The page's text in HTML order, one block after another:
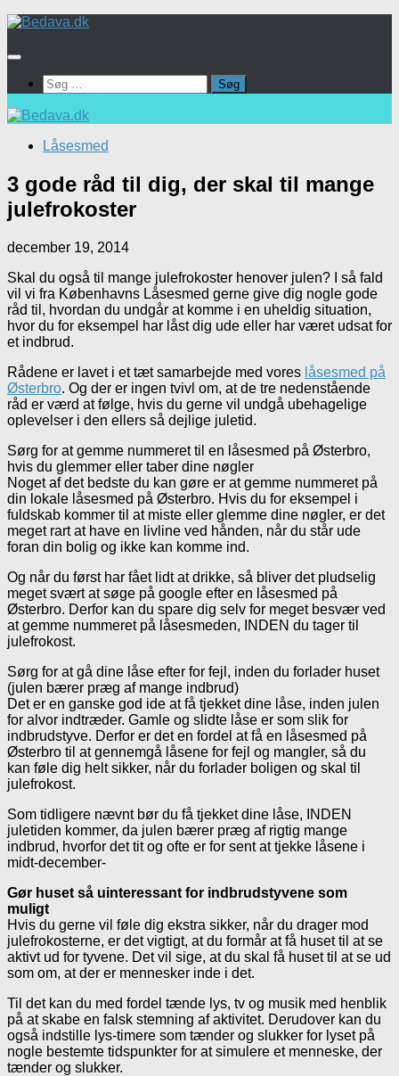
Skip
content
Søg
efter:
Låsesmed
3 gode råd til dig, der skal til mange
julefrokoster
december 19, 2014
Skal du også til mange julefrokoster henover julen? I så fald
vil vi fra Københavns Låsesmed gerne give dig nogle gode
råd til, hvordan du undgår at komme i en uheldig situation,
hvor du for eksempel har låst dig ude eller har været udsat for
et indbrud.
Rådene er lavet i et tæt samarbejde med vores låsesmed på
Østerbro. Og der er ingen tvivl om, at de tre nedenstående
råd er værd at følge, hvis du gerne vil undgå ubehagelige
oplevelser i den ellers så dejlige juletid.
Sørg for at gemme nummeret til en låsesmed på Østerbro,
hvis du glemmer eller taber dine nøgler
Noget af det bedste du kan gøre er at gemme nummeret på
din lokale låsesmed på Østerbro. Hvis du for eksempel i
fuldskab kommer til at miste eller glemme dine nøgler, er det
meget rart at have en livline ved hånden, når du står ude
foran din bolig og ikke kan komme ind.
Og når du først har fået lidt at drikke, så bliver det pludselig
meget svært at søge på google efter en låsesmed på
Østerbro. Derfor kan du spare dig selv for meget besvær ved
at gemme nummeret på låsesmeden, INDEN du tager til
julefrokost.
Sørg for at gå dine låse efter for fejl, inden du forlader huset
(julen bærer præg af mange indbrud)
Det er en ganske god ide at få tjekket dine låse, inden julen
for alvor indtræder. Gamle og slidte låse er som slik for
indbrudstyve. Derfor er det en fordel at få en låsesmed på
Østerbro til at gennemgå låsene for fejl og mangler, så du
kan føle dig helt sikker, når du forlader boligen og skal til
julefrokost.
Som tidligere nævnt bør du få tjekket dine låse, INDEN
juletiden kommer, da julen bærer præg af rigtig mange
indbrud, hvorfor det tit og ofte er for sent at tjekke låsene i
midt-december-
Gør huset så uinteressant for indbrudstyvene som
muligt
Hvis du gerne vil føle dig ekstra sikker, når du drager mod
julefrokosterne, er det vigtigt, at du formår at få huset til at se
aktivt ud for tyvene. Det vil sige, at du skal få huset til at se ud
som om, at der er mennesker inde i det.
Til det kan du med fordel tænde lys, tv og musik med henblik
på at skabe en falsk stemning af aktivitet. Derudover kan du
også indstille lys-timere som tænder og slukker for lyset på
nogle bestemte tidspunkter for at simulere et menneske, der
tænder og slukker.